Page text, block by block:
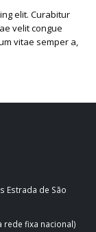
elit. Curabitur
velit congue
vitae semper a,
Estrada de São
rede fixa nacional)